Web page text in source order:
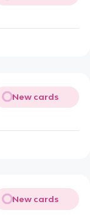
New cards
New cards